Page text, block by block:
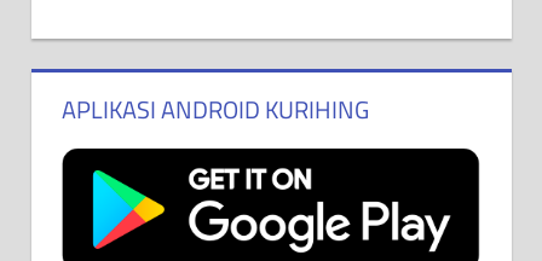
APLIKASI ANDROID KURIHING